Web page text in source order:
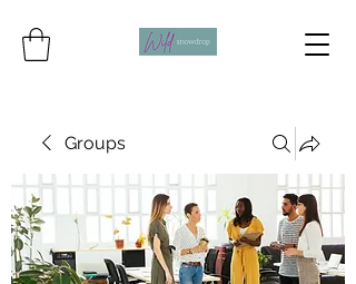
Groups